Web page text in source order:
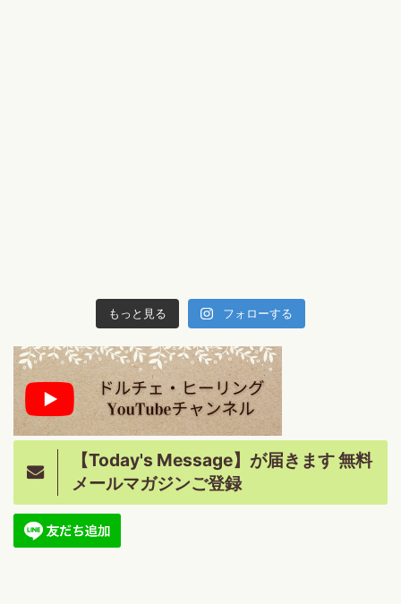
もっと見る フォローする
【Today's Message】が届きます 無料
メールマガジンご登録